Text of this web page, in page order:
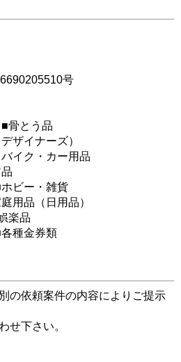
号
骨とう品
ザイナーズ）
イク・カー用品
品
ビー・雑貨
用品（日用品）
楽品
種金券類
の依頼案件の内容によりご提示
せ下さい。